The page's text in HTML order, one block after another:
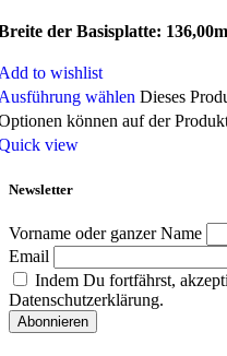
der Basisplatte:
to wishlist
wählen Dieses
können auf der
view
Newsletter
Vorname oder ganzer Name
Email
Indem Du fortfährst,
Datenschutzerklärung.